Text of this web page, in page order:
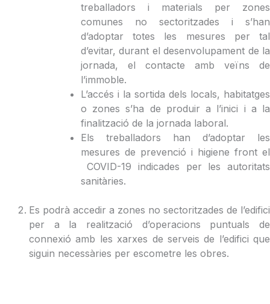
treballadors i materials per zones
comunes no sectoritzades i s’han
d’adoptar totes les mesures per tal
d’evitar, durant el desenvolupament de la
jornada, el contacte amb veïns de
l’immoble.
L’accés i la sortida dels locals, habitatges
o zones s’ha de produir a l’inici i a la
finalització de la jornada laboral.
Els treballadors han d’adoptar les
mesures de prevenció i higiene front el
COVID-19 indicades per les autoritats
sanitàries.
Es podrà accedir a zones no sectoritzades de l’edifici
per a la realització d’operacions puntuals de
connexió amb les xarxes de serveis de l’edifici que
siguin necessàries per escometre les obres.